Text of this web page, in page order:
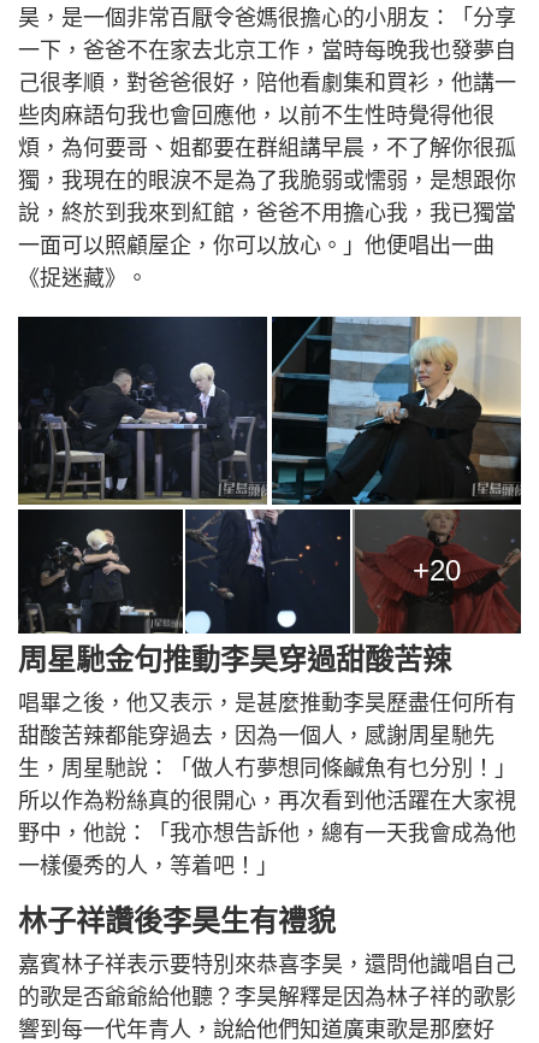
昊，是一個非常百厭令爸媽很擔心的小朋友：「分享
一下，爸爸不在家去北京工作，當時每晚我也發夢自
己很孝順，對爸爸很好，陪他看劇集和買衫，他講一
些肉麻語句我也會回應他，以前不生性時覺得他很
煩，為何要哥、姐都要在群組講早晨，不了解你很孤
獨，我現在的眼淚不是為了我脆弱或懦弱，是想跟你
說，終於到我來到紅館，爸爸不用擔心我，我已獨當
一面可以照顧屋企，你可以放心。」他便唱出一曲
《捉迷藏》。
+20
周星馳金句推動李昊穿過甜酸苦辣
唱畢之後，他又表示，是甚麼推動李昊歷盡任何所有
甜酸苦辣都能穿過去，因為一個人，感謝周星馳先
生，周星馳說：「做人冇夢想同條鹹魚有乜分別！」
所以作為粉絲真的很開心，再次看到他活躍在大家視
野中，他說：「我亦想告訴他，總有一天我會成為他
一樣優秀的人，等着吧！」
林子祥讚後李昊生有禮貌
嘉賓林子祥表示要特別來恭喜李昊，還問他識唱自己
的歌是否爺爺給他聽？李昊解釋是因為林子祥的歌影
響到每一代年青人，說給他們知道廣東歌是那麼好